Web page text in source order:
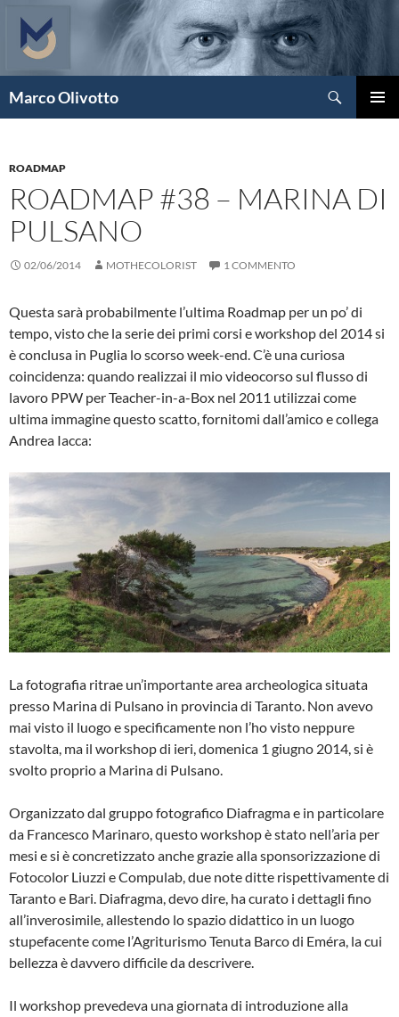
contenuto
Marco Olivotto
ROADMAP
ROADMAP #38 – MARINA DI
PULSANO
02/06/2014 MOTHECOLORIST 1 COMMENTO
Questa sarà probabilmente l’ultima Roadmap per un po’ di
tempo, visto che la serie dei primi corsi e workshop del 2014 si
è conclusa in Puglia lo scorso week-end. C’è una curiosa
coincidenza: quando realizzai il mio videocorso sul flusso di
lavoro PPW per Teacher-in-a-Box nel 2011 utilizzai come
ultima immagine questo scatto, fornitomi dall’amico e collega
Andrea Iacca:
La fotografia ritrae un’importante area archeologica situata
presso Marina di Pulsano in provincia di Taranto. Non avevo
mai visto il luogo e specificamente non l’ho visto neppure
stavolta, ma il workshop di ieri, domenica 1 giugno 2014, si è
svolto proprio a Marina di Pulsano.
Organizzato dal gruppo fotografico Diafragma e in particolare
da Francesco Marinaro, questo workshop è stato nell’aria per
mesi e si è concretizzato anche grazie alla sponsorizzazione di
Fotocolor Liuzzi e Compulab, due note ditte rispettivamente di
Taranto e Bari. Diafragma, devo dire, ha curato i dettagli fino
all’inverosimile, allestendo lo spazio didattico in un luogo
stupefacente come l’Agriturismo Tenuta Barco di Eméra, la cui
bellezza è davvero difficile da descrivere.
Il workshop prevedeva una giornata di introduzione alla